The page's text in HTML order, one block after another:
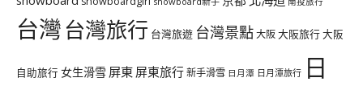
台灣台灣旅行 台灣旅遊 台灣景點大阪大阪旅行大阪
自助旅行 女生滑雪 屏東 屏東旅行新手滑雪 日月潭 日月潭旅行 日